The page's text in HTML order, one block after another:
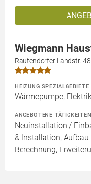
Wiegmann
Rautendorfer Landstr.
HEIZUNG SPEZIALGEBIETE
Wärmepumpe,
ANGEBOTENE TÄTIGKEITEN
Neuinstallation /
& Installation,
Berechnung,